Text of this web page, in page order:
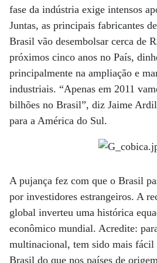
fase da indústria exige intensos
Juntas, as principais fabricantes
Brasil vão desembolsar cerca de
próximos cinco anos no País,
principalmente na ampliação e
industriais. “Apenas em 2011
bilhões no Brasil”, diz Jaime
para a América do Sul.
A pujança fez com que o Brasil
por investidores estrangeiros. A
global inverteu uma histórica
econômico mundial. Acredite:
multinacional, tem sido mais fácil
Brasil do que nos países de